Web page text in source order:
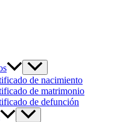
de nacimiento
de matrimonio
de defunción